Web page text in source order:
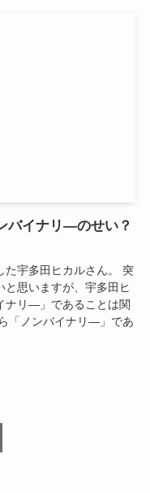
バイナリ―のせい？
た宇多田ヒカルさん。 突
思いますが、宇多田ヒ
ナリ―」であることは関
「ノンバイナリ―」であ